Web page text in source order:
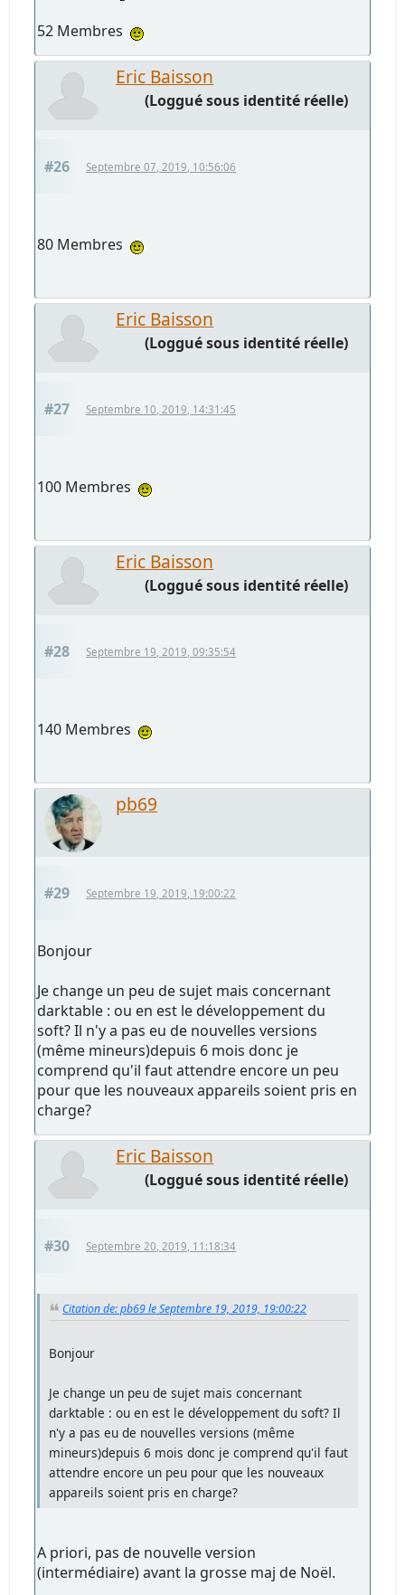
52 Membres
Eric Baisson
(Loggué sous identité réelle)
#26 Septembre 07, 2019, 10:56:06
80 Membres
Eric Baisson
(Loggué sous identité réelle)
#27 Septembre 10, 2019, 14:31:45
100 Membres
Eric Baisson
(Loggué sous identité réelle)
#28 Septembre 19, 2019, 09:35:54
140 Membres
pb69
#29 Septembre 19, 2019, 19:00:22
Bonjour
Je change un peu de sujet mais concernant
darktable : ou en est le développement du
soft? Il n'y a pas eu de nouvelles versions
(même mineurs)depuis 6 mois donc je
comprend qu'il faut attendre encore un peu
pour que les nouveaux appareils soient pris en
charge?
Eric Baisson
(Loggué sous identité réelle)
#30 Septembre 20, 2019, 11:18:34
Citation de: pb69 le Septembre 19, 2019, 19:00:22
Bonjour
Je change un peu de sujet mais concernant
darktable : ou en est le développement du soft? Il
n'y a pas eu de nouvelles versions (même
mineurs)depuis 6 mois donc je comprend qu'il faut
attendre encore un peu pour que les nouveaux
appareils soient pris en charge?
A priori, pas de nouvelle version
(intermédiaire) avant la grosse maj de Noël.